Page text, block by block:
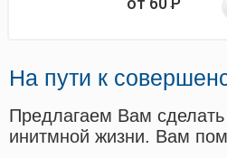
На пути к
Предлагаем Вам
инитмной жизни. Вам